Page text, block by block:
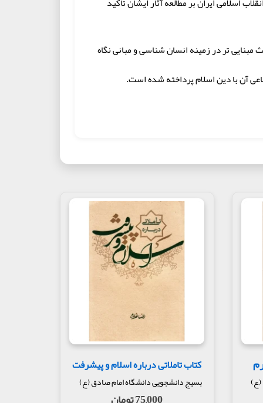
تر در زمینه انسان شناسی و مبانی نگاه
آن با دین اسلام پرداخته شده است.
(ع)
کتاب تاملاتی درباره اسلام و پیشرفت
بسیج دانشجویی دانشگاه امام صادق (ع)